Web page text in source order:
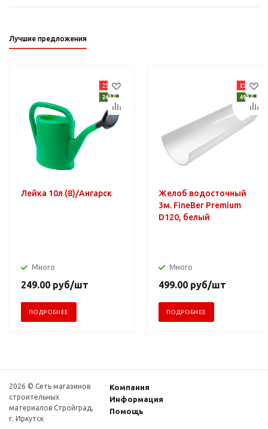
Лучшие предложения
Лейка 10л (8)/Ангарск
Много
249.00 руб/шт
ПОДРОБНЕЕ
Желоб водосточный
3м. FineBer Premium
D120, белый
Много
499.00 руб/шт
ПОДРОБНЕЕ
2026 © Сеть магазинов
строительных
материалов Стройград,
г. Иркутск
Компания
Информация
Помощь